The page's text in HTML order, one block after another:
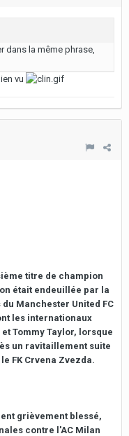
dans la même phrase,
vu
titre de champion
était endeuillée par la
Manchester United FC
les internationaux
Tommy Taylor, lorsque
un ravitaillement suite
FK Crvena Zvezda.
grièvement blessé,
contre l'AC Milan